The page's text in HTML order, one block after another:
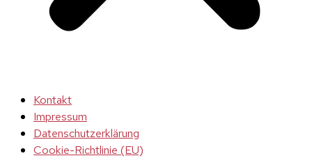
Kontakt
Impressum
Datenschutzerklärung
Cookie-Richtlinie (EU)